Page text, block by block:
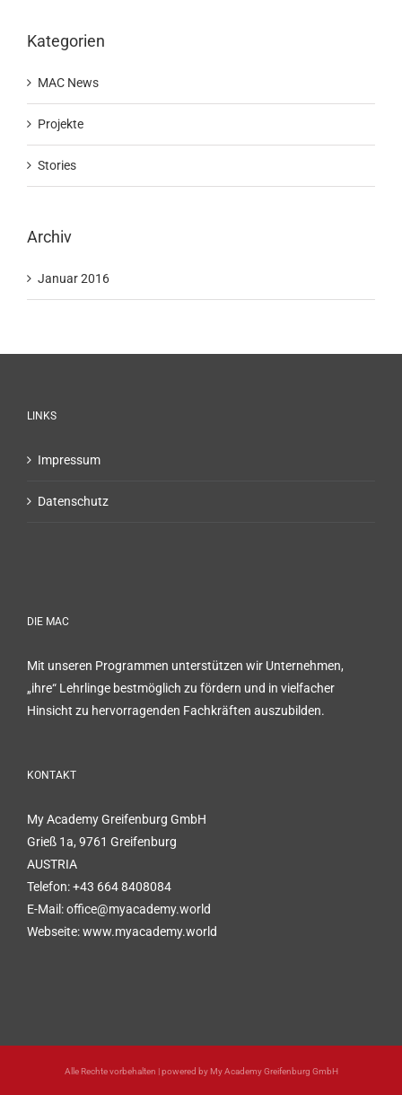
Kategorien
MAC News
Projekte
Stories
Archiv
Januar 2016
LINKS
Impressum
Datenschutz
DIE MAC
Mit unseren Programmen unterstützen wir Unternehmen,
„ihre“ Lehrlinge bestmöglich zu fördern und in vielfacher
Hinsicht zu hervorragenden Fachkräften auszubilden.
KONTAKT
My Academy Greifenburg GmbH
Grieß 1a, 9761 Greifenburg
AUSTRIA
Telefon:+43 664 8408084
E-Mail:office@myacademy.world
Webseite:www.myacademy.world
Alle Rechte vorbehalten | powered by My Academy Greifenburg GmbH